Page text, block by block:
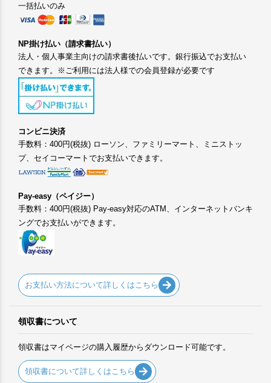
一括払いのみ
NP掛け払い（請求書払い）
法人・個人事業主向けの請求書後払いです。銀行振込でお支払い
できます。※ご利用には法人様での会員登録が必要です
コンビニ決済
手数料：400円(税抜) ローソン、ファミリーマート、ミニストッ
プ、セイコーマートでお支払いできます。
Pay-easy（ペイジー）
手数料：400円(税抜) Pay-easy対応のATM、インターネットバンキ
ングでお支払いができます。
お支払い方法について詳しくはこちら
領収書について
領収書はマイページの購入履歴からダウンロード可能です。
領収書について詳しくはこちら